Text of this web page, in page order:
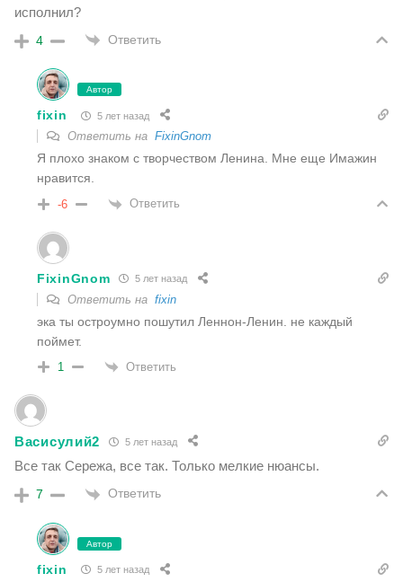
исполнил?
4 Ответить
Автор
fixin 5 лет назад
Ответить на FixinGnom
Я плохо знаком с творчеством Ленина. Мне еще Имажин
нравится.
-6 Ответить
FixinGnom 5 лет назад
Ответить на fixin
эка ты остроумно пошутил Леннон-Ленин. не каждый
поймет.
1 Ответить
Васисулий2 5 лет назад
Все так Сережа, все так. Только мелкие нюансы.
7 Ответить
Автор
fixin 5 лет назад